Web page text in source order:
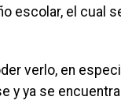
escolar, el cual
verlo, en
y ya se